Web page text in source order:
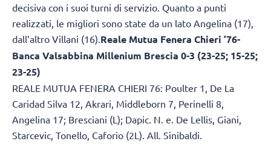
decisiva con i suoi turni di servizio. Quanto a punti
realizzati, le migliori sono state da un lato Angelina (17),
dall’altro Villani (16).Reale Mutua Fenera Chieri ’76-
Banca Valsabbina Millenium Brescia 0-3 (23-25; 15-25;
23-25)
REALE MUTUA FENERA CHIERI 76: Poulter 1, De La
Caridad Silva 12, Akrari, Middleborn 7, Perinelli 8,
Angelina 17; Bresciani (L); Dapic. N. e. De Lellis, Giani,
Starcevic, Tonello, Caforio (2L). All. Sinibaldi.